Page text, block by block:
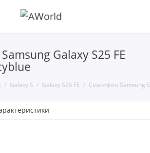
Galaxy S25 FE
Galaxy S Galaxy S25 FE Смартфон Samsung